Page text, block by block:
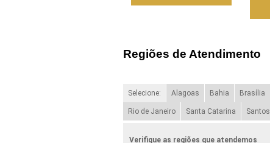
Regiões de Atendimento
Selecione: Alagoas Bahia Brasília
Rio de Janeiro Santa Catarina Santos
Verifique as regiões que atendemos